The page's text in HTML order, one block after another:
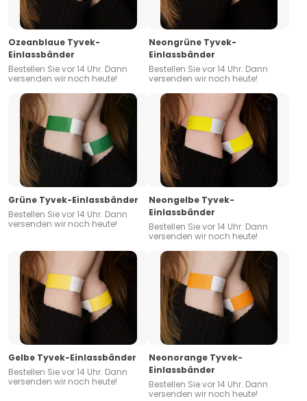
Ozeanblaue Tyvek-
Einlassbänder
Bestellen Sie vor 14 Uhr. Dann
versenden wir noch heute!
Neongrüne Tyvek-
Einlassbänder
Bestellen Sie vor 14 Uhr. Dann
versenden wir noch heute!
Grüne Tyvek-Einlassbänder
Bestellen Sie vor 14 Uhr. Dann
versenden wir noch heute!
Neongelbe Tyvek-
Einlassbänder
Bestellen Sie vor 14 Uhr. Dann
versenden wir noch heute!
Gelbe Tyvek-Einlassbänder
Bestellen Sie vor 14 Uhr. Dann
versenden wir noch heute!
Neonorange Tyvek-
Einlassbänder
Bestellen Sie vor 14 Uhr. Dann
versenden wir noch heute!